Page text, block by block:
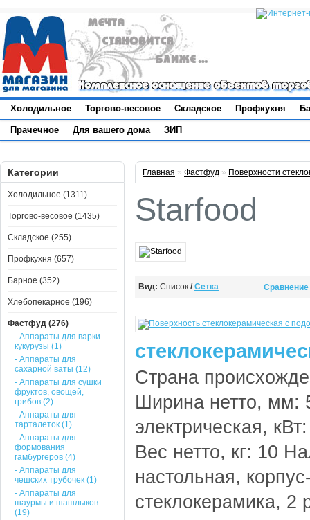
Холодильное Торгово-весовое Складское Профкухня
Прачечное Для вашего дома ЗИП
Категории
Холодильное (1311)
Торгово-весовое (1435)
Складское (255)
Профкухня (657)
Барное (352)
Хлебопекарное (196)
Фастфуд (276)
- Аппараты для варки
кукурузы (1)
- Аппараты для
сахарной ваты (12)
- Аппараты для сушки
фруктов, овощей,
грибов (2)
- Аппараты для
тарталеток (1)
- Аппараты для
формования
гамбургеров (4)
- Аппараты для
чешских трубочек (1)
- Аппараты для
шаурмы и шашлыков
(19)
Главная » Фастфуд » Поверхности
Starfood
Вид: Список / Сетка Сравнение
Страна
Ширина нетто, мм:
электрическая,
Вес нетто, кг: 10
настольная,
стеклокерамика, 2